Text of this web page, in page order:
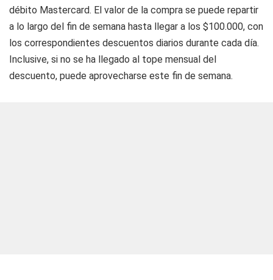
débito Mastercard. El valor de la compra se puede repartir
a lo largo del fin de semana hasta llegar a los $100.000, con
los correspondientes descuentos diarios durante cada día.
Inclusive, si no se ha llegado al tope mensual del
descuento, puede aprovecharse este fin de semana.